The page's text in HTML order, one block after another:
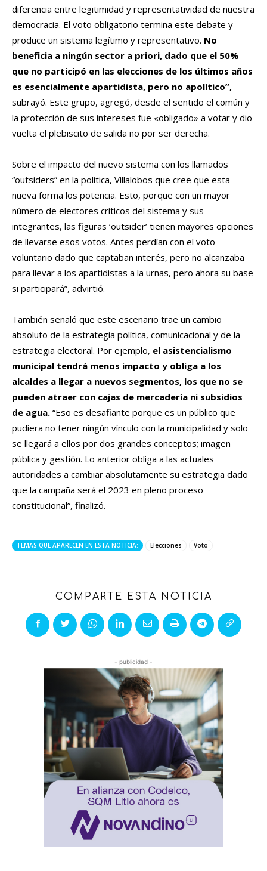
diferencia entre legitimidad y representatividad de nuestra
democracia. El voto obligatorio termina este debate y
produce un sistema legítimo y representativo. No
beneficia a ningún sector a priori, dado que el 50%
que no participó en las elecciones de los últimos años
es esencialmente apartidista, pero no apolítico”,
subrayó. Este grupo, agregó, desde el sentido el común y
la protección de sus intereses fue «obligado» a votar y dio
vuelta el plebiscito de salida no por ser derecha.
Sobre el impacto del nuevo sistema con los llamados
“outsiders” en la política, Villalobos que cree que esta
nueva forma los potencia. Esto, porque con un mayor
número de electores críticos del sistema y sus
integrantes, las figuras ‘outsider’ tienen mayores opciones
de llevarse esos votos. Antes perdían con el voto
voluntario dado que captaban interés, pero no alcanzaba
para llevar a los apartidistas a la urnas, pero ahora su base
si participará”, advirtió.
También señaló que este escenario trae un cambio
absoluto de la estrategia política, comunicacional y de la
estrategia electoral. Por ejemplo, el asistencialismo
municipal tendrá menos impacto y obliga a los
alcaldes a llegar a nuevos segmentos, los que no se
pueden atraer con cajas de mercadería ni subsidios
de agua. “Eso es desafiante porque es un público que
pudiera no tener ningún vínculo con la municipalidad y solo
se llegará a ellos por dos grandes conceptos; imagen
pública y gestión. Lo anterior obliga a las actuales
autoridades a cambiar absolutamente su estrategia dado
que la campaña será el 2023 en pleno proceso
constitucional”, finalizó.
TEMAS QUE APARECEN EN ESTA NOTICIA: Elecciones Voto
COMPARTE ESTA NOTICIA
- publicidad -